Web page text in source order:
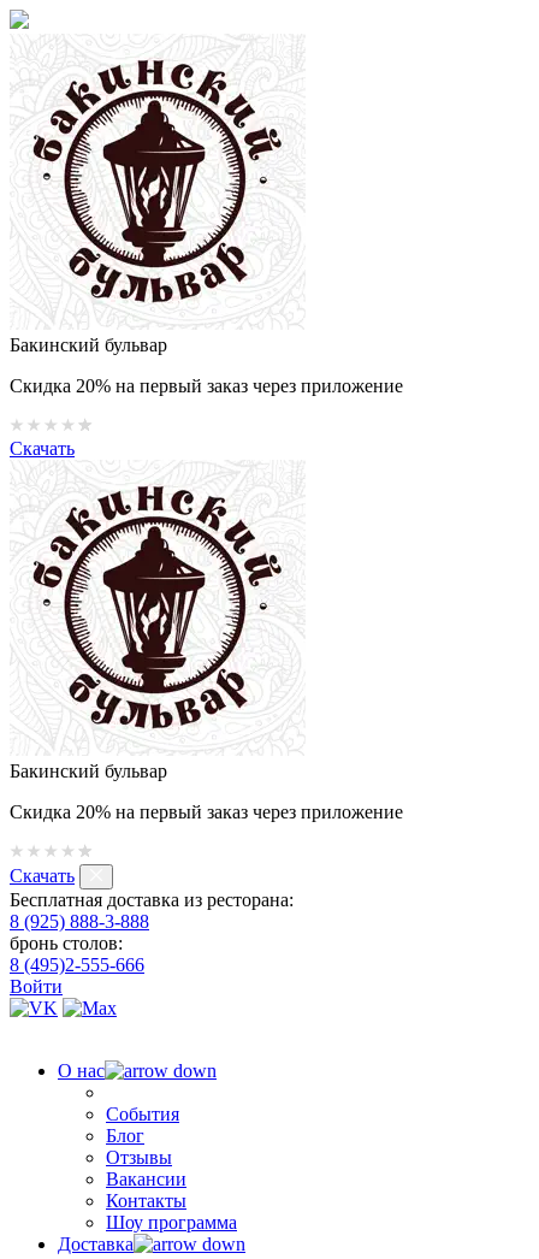
Бакинский бульвар
Скидка 20% на первый заказ через приложение
Скачать
Бакинский бульвар
Скидка 20% на первый заказ через приложение
Скачать
Бесплатная доставка из ресторана:
8 (925) 888-3-888
бронь столов:
8 (495)2-555-666
Войти
О нас
События
Блог
Отзывы
Вакансии
Контакты
Шоу программа
Доставка